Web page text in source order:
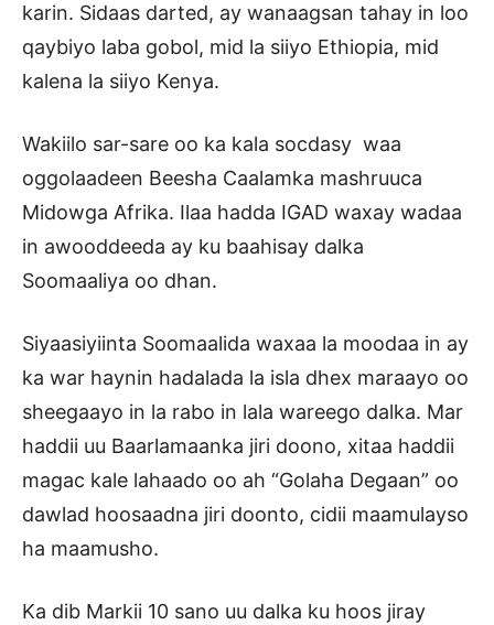
karin. Sidaas darted, ay wanaagsan tahay in loo
qaybiyo laba gobol, mid la siiyo Ethiopia, mid
kalena la siiyo Kenya.
Wakiilo sar-sare oo ka kala socdasy waa
oggolaadeen Beesha Caalamka mashruuca
Midowga Afrika. Ilaa hadda IGAD waxay wadaa
in awooddeeda ay ku baahisay dalka
Soomaaliya oo dhan.
Siyaasiyiinta Soomaalida waxaa la moodaa in ay
ka war haynin hadalada la isla dhex maraayo oo
sheegaayo in la rabo in lala wareego dalka. Mar
haddii uu Baarlamaanka jiri doono, xitaa haddii
magac kale lahaado oo ah “Golaha Degaan” oo
dawlad hoosaadna jiri doonto, cidii maamulayso
ha maamusho.
Ka dib Markii 10 sano uu dalka ku hoos jiray